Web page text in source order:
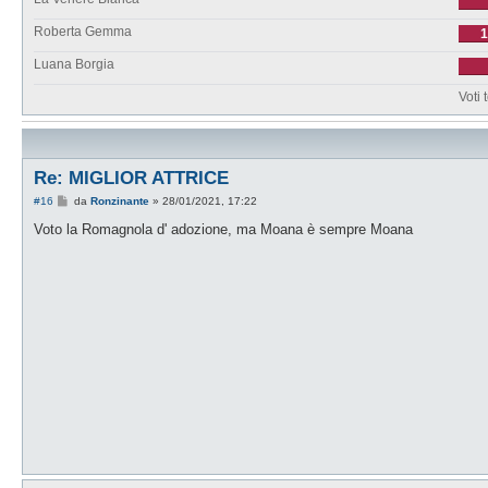
Roberta Gemma 1
Luana Borgia
Voti
Re: MIGLIOR ATTRICE
#16
M
s
da Ronzinante» 28/01/2021, 17:22
Voto la Romagnola d' adozione, ma Moana è sempre Moana